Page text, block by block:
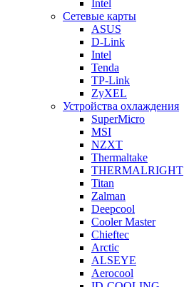
Intel
Сетевые карты
ASUS
D-Link
Intel
Tenda
TP-Link
ZyXEL
Устройства охлаждения
SuperMicro
MSI
NZXT
Thermaltake
THERMALRIGHT
Titan
Zalman
Deepcool
Cooler Master
Chieftec
Arctic
ALSEYE
Aerocool